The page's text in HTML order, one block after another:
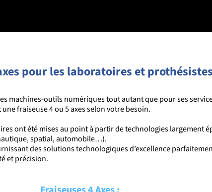
pour les laboratoires et
machines-outils numériques tout autant que pour ses
une fraiseuse 4 ou 5 axes selon votre besoin.
ont été mises au point à partir de technologies largement
spatial, automobile…).
des solutions technologiques d’excellence
et précision.